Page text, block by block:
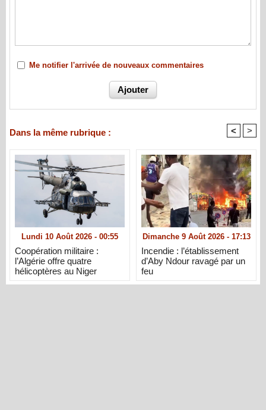
Me notifier l'arrivée de nouveaux commentaires
Dans la même rubrique : < >
Lundi 10 Août 2026 - 00:55
Coopération militaire :
l’Algérie offre quatre
hélicoptères au Niger
Dimanche 9 Août 2026 - 17:13
Incendie : l’établissement
d’Aby Ndour ravagé par un
feu